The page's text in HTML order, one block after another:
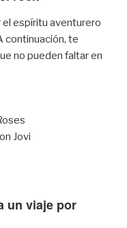
el espíritu aventurero
continuación, te
no pueden faltar en
Jovi
un viaje por